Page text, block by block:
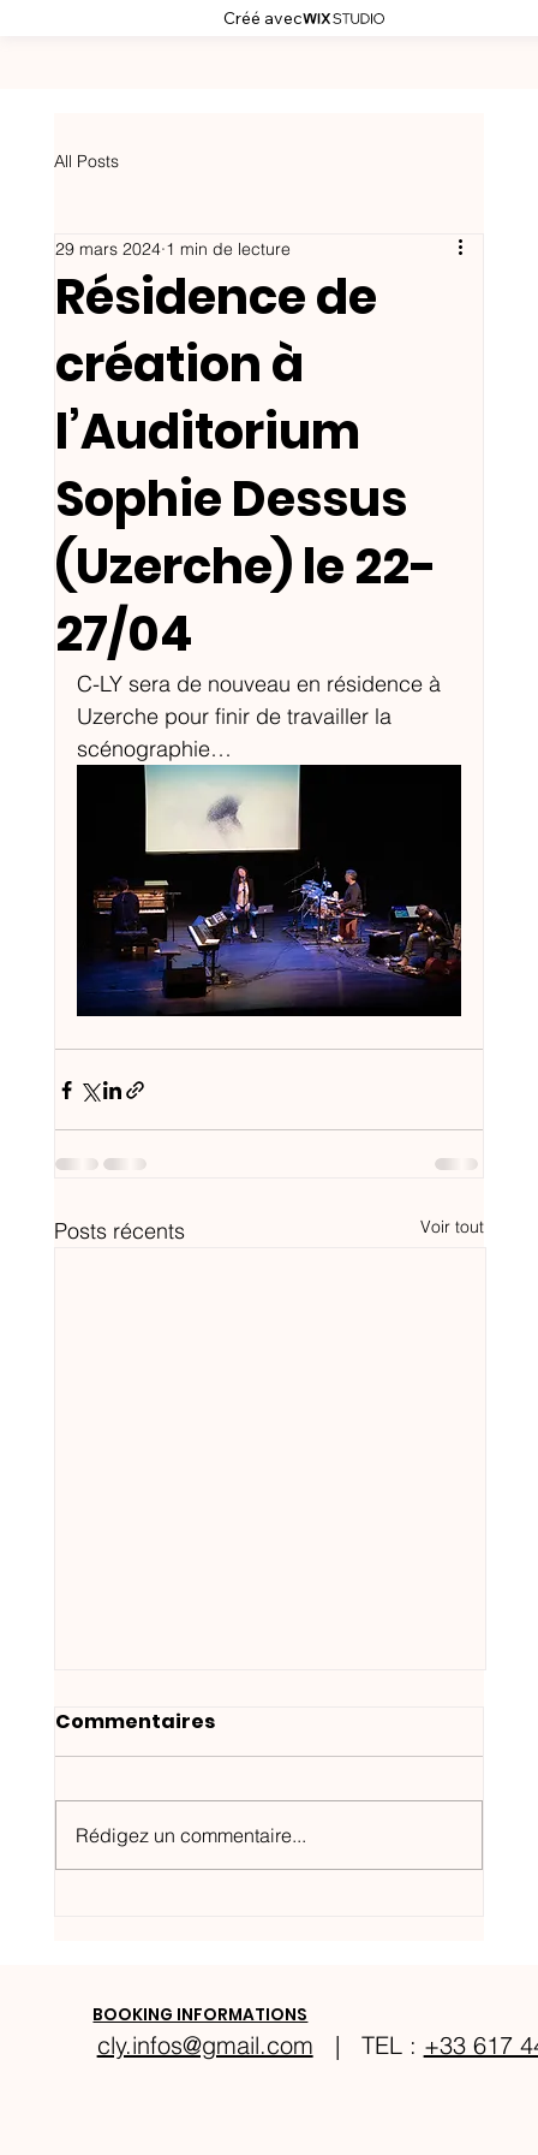
Créé avec
All Posts
Résidence de
création à
l’Auditorium
Sophie Dessus
(Uzerche) le 22-
27/04
29 mars 2024 1 min de lecture
C-LY sera de nouveau en résidence à
Uzerche pour finir de travailler la
scénographie…
Posts récents Voir tout
Commentaires
Rédigez un commentaire...
BOOKING INFORMATIONS
cly.infos@gmail.com | TEL : +33 617